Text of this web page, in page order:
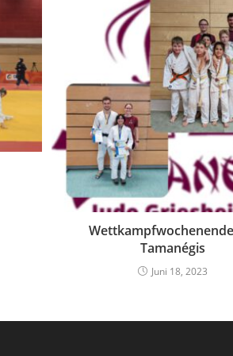
Tamanégis
Juni 18, 2023